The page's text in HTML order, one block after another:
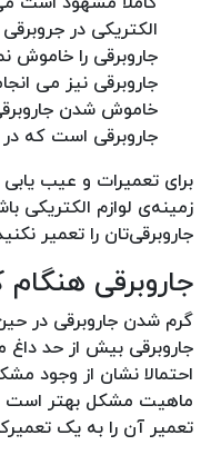
الکتریکی در
جاروبرقی را خاموش
جاروبرقی نیز می
خاموش شدن
جاروبرقی است که
برای تعمیرات و عیب یابی
زمینه‌ی لوازم الکتریکی
جاروبرقی‌تان را تعمیر
جاروبرقی
گرم شدن جاروبرقی در
جاروبرقی بیش از حد
احتمالا نشان از وجود
ماهیت مشکل بهتر است
تعمیر آن را به یک